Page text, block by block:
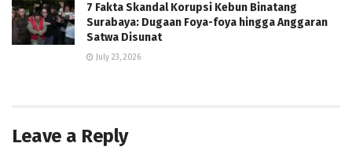
7 Fakta Skandal Korupsi Kebun Binatang
Surabaya: Dugaan Foya-foya hingga Anggaran
Satwa Disunat
July 23, 2026
Leave a Reply